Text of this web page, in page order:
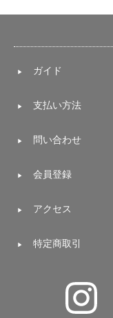
ガイド
支払い方法
問い合わせ
会員登録
アクセス
特定商取引